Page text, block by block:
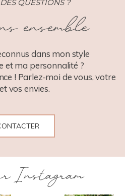
QUESTIONS ?
ensemble
dans mon style
et ma personnalité ?
! Parlez-moi de vous, votre
vos envies.
Instagram